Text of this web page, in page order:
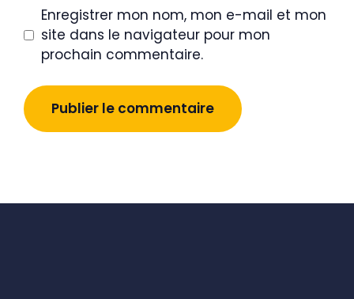
Enregistrer mon nom, mon e-mail et mon
site dans le navigateur pour mon
prochain commentaire.